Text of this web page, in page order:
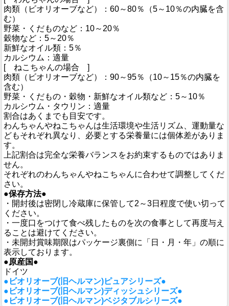
肉類（ビオリオーブなど）：60～80％（5～10％の内臓を含
む）
野菜・くだものなど：10～20％
穀物など：5～20％
新鮮なオイル類：5％
カルシウム：適量
[ ねこちゃんの場合 ]
肉類（ビオリオーブなど）：90～95％（10～15％の内臓を
含む）
野菜・くだもの・穀物・新鮮なオイル類など：5～10％
カルシウム・タウリン：適量
割合はあくまでも目安です。
わんちゃんやねこちゃんは生活環境や生活リズム、運動量な
どもそれぞれ異なり、必要とする栄養量には個体差がありま
す。
上記割合は完全な栄養バランスをお約束するものではありま
せん。
それぞれのわんちゃんやねこちゃんに合わせて調整してくだ
さい。
●保存方法●
・開封後は密閉し冷蔵庫に保管して2～3日程度で使い切って
ください。
・一度口をつけて食べ残したものを次の食事として再度与え
ることは避けてください。
・未開封賞味期限はパッケージ裏側に「日・月・年」の順に
表示しております。
●原産国●
ドイツ
●ビオリオーブ(旧ヘルマン)ピュアシリーズ●
●ビオリオーブ(旧ヘルマン)ディッシュシリーズ●
●ビオリオーブ(旧ヘルマン)ベジタブルシリーズ●